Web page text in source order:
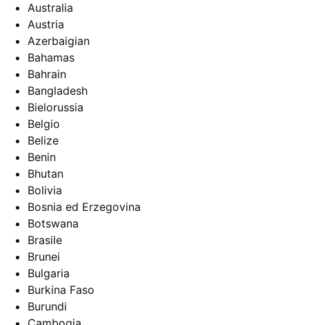
Australia
Austria
Azerbaigian
Bahamas
Bahrain
Bangladesh
Bielorussia
Belgio
Belize
Benin
Bhutan
Bolivia
Bosnia ed Erzegovina
Botswana
Brasile
Brunei
Bulgaria
Burkina Faso
Burundi